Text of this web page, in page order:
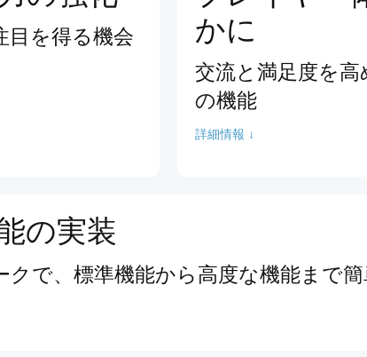
目を得る機会
かに
交流と満足度を
の機能
詳細情報 ↓
の実装
で、標準機能から高度な機能まで